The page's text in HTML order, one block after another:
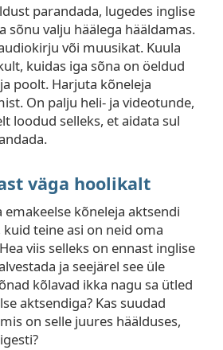
parandada, lugedes inglise
sõnu valju häälega hääldamas.
või muusikat. Kuula
kuidas iga sõna on öeldud
poolt. Harjuta kõneleja
On palju heli- ja videotunde,
loodud selleks, et aidata sul
väga hoolikalt
emakeelse kõneleja aktsendi
teine asi on neid oma
viis selleks on ennast inglise
ja seejärel see üle
kõlavad ikka nagu sa ütled
aktsendiga? Kas suudad
on selle juures häälduses,